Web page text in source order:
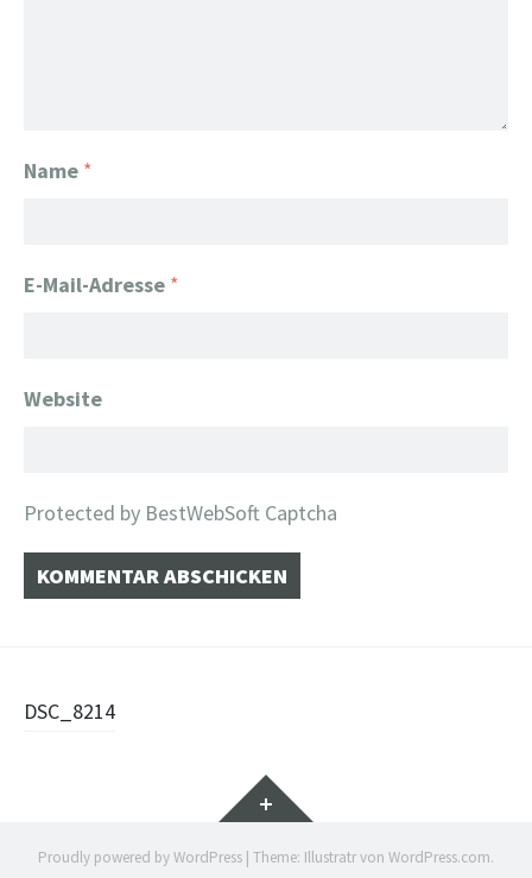
Name *
E-Mail-Adresse *
Website
Protected by BestWebSoft Captcha
Beitragsnavigation
DSC_8214
Widgets
Proudly powered by WordPress | Theme: Illustratr von WordPress.com.